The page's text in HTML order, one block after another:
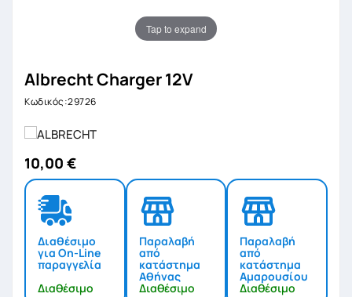
Tap to expand
Albrecht Charger 12V
Κωδικός:29726
10,00 €
Διαθέσιμο
για On-Line
παραγγελία
Διαθέσιμο
Παραλαβή
από
κατάστημα
Αθήνας
Διαθέσιμο
Παραλαβή
από
κατάστημα
Αμαρουσίου
Διαθέσιμο